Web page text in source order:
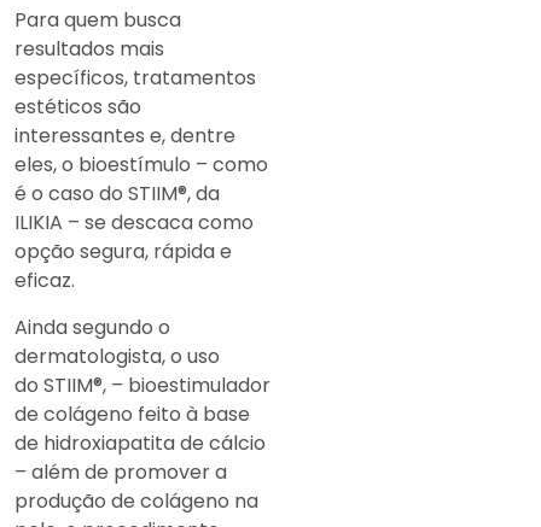
Para quem busca
resultados mais
específicos, tratamentos
estéticos são
interessantes e, dentre
eles, o bioestímulo – como
é o caso do STIIM®, da
ILIKIA – se descaca como
opção segura, rápida e
eficaz.
Ainda segundo o
dermatologista, o uso
do STIIM®, – bioestimulador
de colágeno feito à base
de hidroxiapatita de cálcio
– além de promover a
produção de colágeno na